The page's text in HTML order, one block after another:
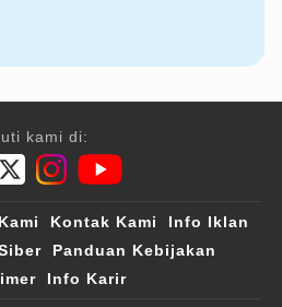
kami di:
Kontak Kami
Info Iklan
Panduan Kebijakan
Info Karir